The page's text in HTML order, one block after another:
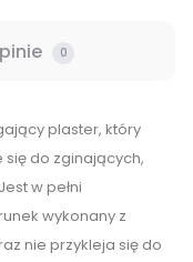
0
plaster, który
do zginających,
w pełni
wykonany z
nie przykleja się do